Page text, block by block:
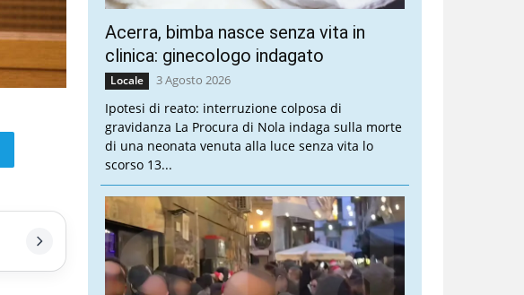
Acerra, bimba nasce senza vita in
clinica: ginecologo indagato
Locale 3 Agosto 2026
Ipotesi di reato: interruzione colposa di
gravidanza La Procura di Nola indaga sulla morte
di una neonata venuta alla luce senza vita lo
scorso 13...